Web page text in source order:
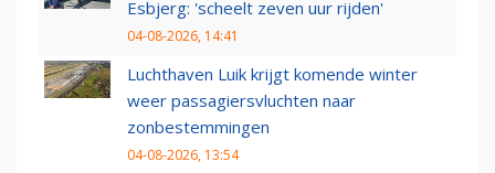
Esbjerg: 'scheelt zeven uur rijden'
04-08-2026, 14:41
Luchthaven Luik krijgt komende winter
weer passagiersvluchten naar
zonbestemmingen
04-08-2026, 13:54